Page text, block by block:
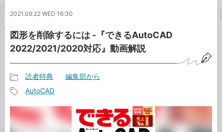
ッ
2021.09.22 WED 16:30
図形を削除するには -『できるAutoCAD
2022/2021/2020対応』動画解説
事
カ
テ
読者特典 編集部から
事
タ
AutoCAD